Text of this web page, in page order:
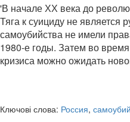
'В начале ХХ века до
Тяга к суициду не
самоубийства не имели
1980-е годы. Затем во
кризиса можно ожидать
Ключові слова: Россия,